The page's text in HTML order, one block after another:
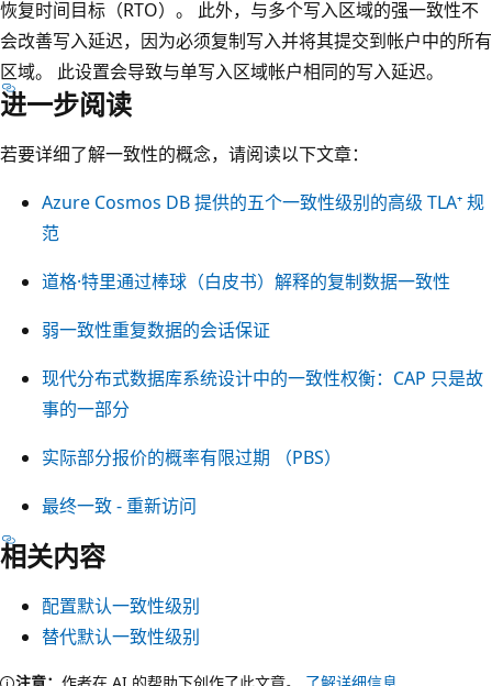
恢复时间目标（RTO）。 此外，与多个写入区域的强一致性不
会改善写入延迟，因为必须复制写入并将其提交到帐户中的所有
区域。 此设置会导致与单写入区域帐户相同的写入延迟。
进一步阅读
若要详细了解一致性的概念，请阅读以下文章：
Azure Cosmos DB 提供的五个一致性级别的高级 TLA⁺ 规
范
道格·特里通过棒球（白皮书）解释的复制数据一致性
弱一致性重复数据的会话保证
现代分布式数据库系统设计中的一致性权衡：CAP 只是故
事的一部分
实际部分报价的概率有限过期 （PBS）
最终一致 - 重新访问
相关内容
配置默认一致性级别
替代默认一致性级别
注意： 作者在 AI 的帮助下创作了此文章。 了解详细信息